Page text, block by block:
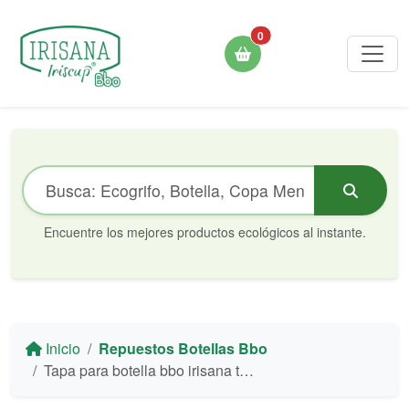
0
Encuentre los mejores productos ecológicos al instante.
Inicio
Repuestos Botellas Bbo
Tapa para botella bbo irisana tritan 946 ml ir71 azul